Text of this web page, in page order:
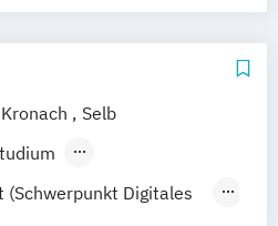
Kronach
Selb
PräsenzstudiumDigitales